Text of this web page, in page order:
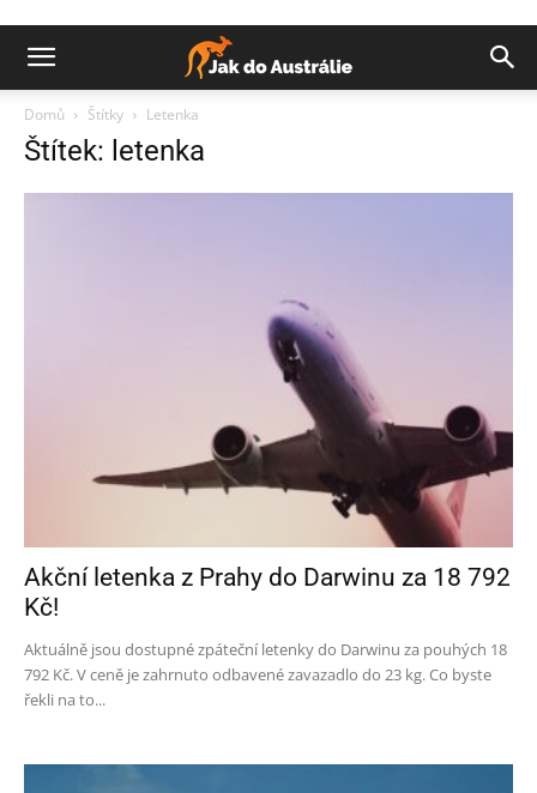
Domů Štítky Letenka
Štítek: letenka
Akční letenka z Prahy do Darwinu za 18 792
Kč!
Aktuálně jsou dostupné zpáteční letenky do Darwinu za pouhých 18
792 Kč. V ceně je zahrnuto odbavené zavazadlo do 23 kg. Co byste
řekli na to...